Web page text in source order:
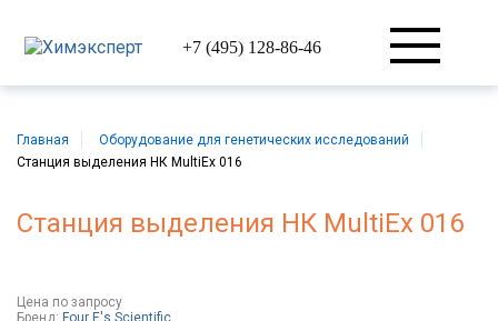
+7 (495) 128-86-46
Главная
Оборудование для генетических исследований
Станция выделения НК MultiEx 016
Станция выделения НК MultiEx 016
Цена по запросу
Бренд: Four E's Scientific